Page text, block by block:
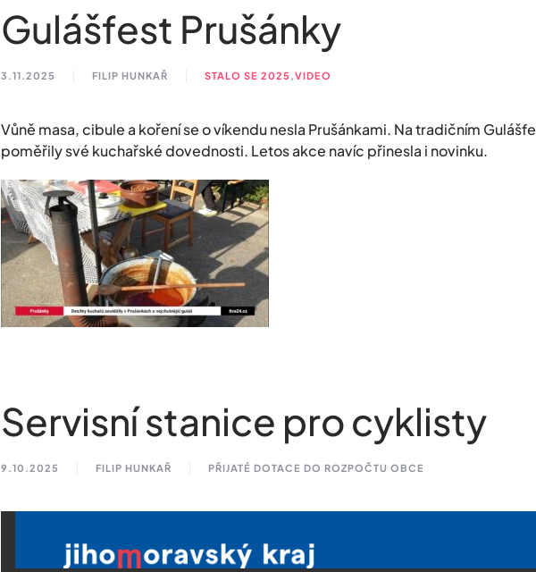
Gulášfest Prušánky
3.11.2025 FILIP HUNKAŘ STALO SE 2025,VIDEO
Vůně masa, cibule a koření se o víkendu nesla Prušánkami. Na tradičním
poměřily své kuchařské dovednosti. Letos akce navíc přinesla i novinku.
Servisní stanice pro cyklisty
9.10.2025 FILIP HUNKAŘ PŘIJATÉ DOTACE DO ROZPOČTU OBCE